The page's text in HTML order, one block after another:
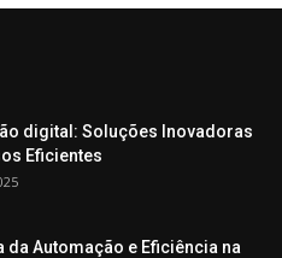
digital: Soluções Inovadoras
Eficientes
da Automação e Eficiência na